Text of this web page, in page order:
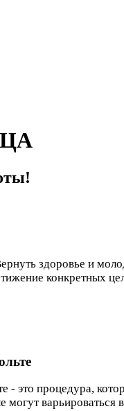
здоровье и
конкретных
- это процедура,
варьироваться